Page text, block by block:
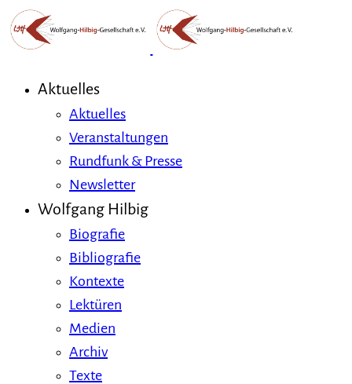
Aktuelles
Aktuelles
Veranstaltungen
Rundfunk & Presse
Newsletter
Wolfgang Hilbig
Biografie
Bibliografie
Kontexte
Lektüren
Medien
Archiv
Texte